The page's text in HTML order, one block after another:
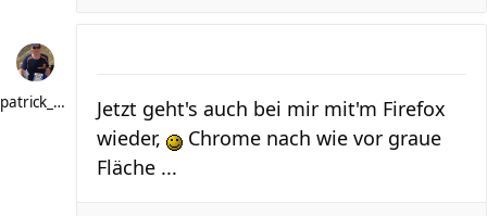
patrick_schere
Jetzt geht's auch bei mir mit'm Firefox
wieder,
Chrome nach wie vor graue
Fläche ...